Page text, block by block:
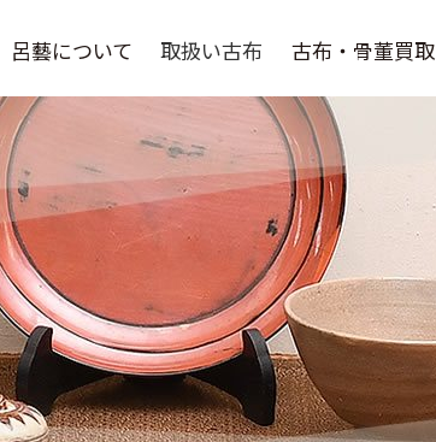
呂藝について
呂藝について
選ばれる理由
よくある質問
取扱い古布 古布・骨董買取
骨董品買取
取扱い作家
買取の流れ
買取実績